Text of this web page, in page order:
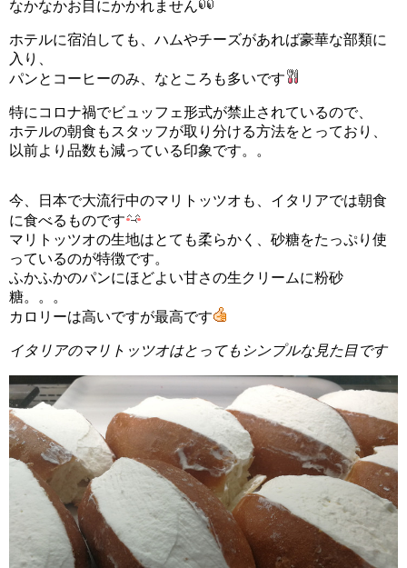
なかなかお目にかかれません
ホテルに宿泊しても、ハムやチーズがあれば豪華な部類に
入り、
パンとコーヒーのみ、なところも多いです
特にコロナ禍でビュッフェ形式が禁止されているので、
ホテルの朝食もスタッフが取り分ける方法をとっており、
以前より品数も減っている印象です。。
今、日本で大流行中のマリトッツオも、イタリアでは朝食
に食べるものです
マリトッツオの生地はとても柔らかく、砂糖をたっぷり使
っているのが特徴です。
ふかふかのパンにほどよい甘さの生クリームに粉砂
糖。。。
カロリーは高いですが最高です
イタリアのマリトッツオはとってもシンプルな見た目です